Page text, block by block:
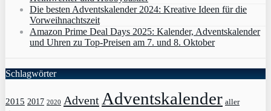
Die besten Adventskalender 2024: Kreative Ideen für die
Vorweihnachtszeit
Amazon Prime Deal Days 2025: Kalender, Adventskalender
und Uhren zu Top-Preisen am 7. und 8. Oktober
Schlagwörter
2015 2017 2020 AdventAdventskalender aller